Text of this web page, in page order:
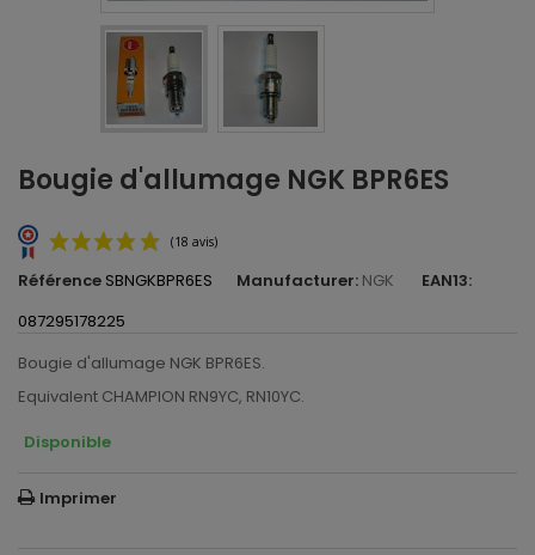
Bougie d'allumage NGK BPR6ES
Référence SBNGKBPR6ES Manufacturer: NGK
EAN13:
087295178225
Bougie d'allumage NGK BPR6ES.
Equivalent CHAMPION RN9YC, RN10YC.
Disponible
Imprimer